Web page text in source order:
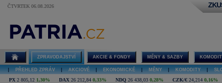
ČTVRTEK 06.08.2026
ZPRAVODAJSTVÍ AKCIE & FONDY MĚNY & SAZBY
PŘEHLED ZPRÁV AKCIOVÉ EKONOMICKÉ MĚNY KOMODITY
PX 2 805,12 1,30% DAX 26 212,84 0,33% NDQ 26 438,03 0,28% CZK/€ 24,214 0,16%